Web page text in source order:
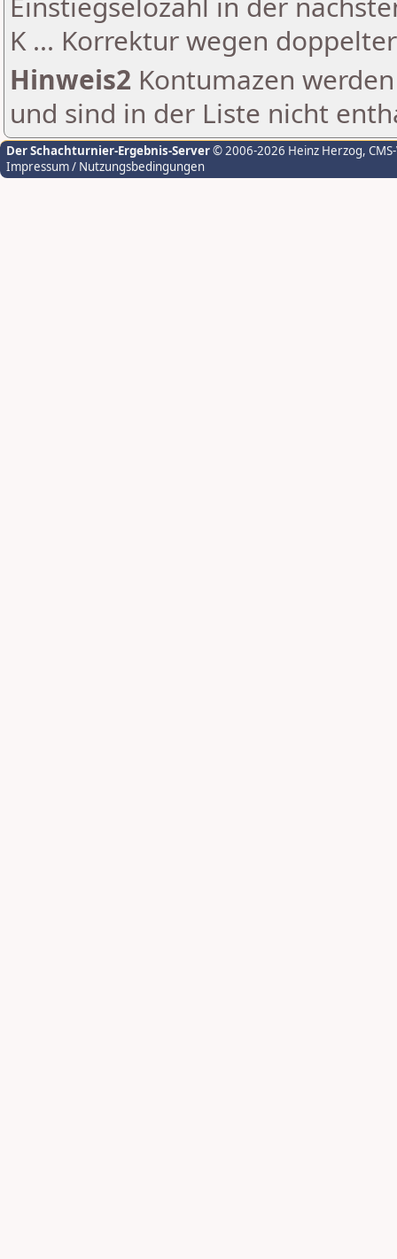
K ... Korrektur wegen
Hinweis2 Kontumazen
und sind in der Liste nicht
Der Schachturnier-Ergebnis-Server© 2006-2026 Heinz Herzog,
Impressum / Nutzungsbedingungen